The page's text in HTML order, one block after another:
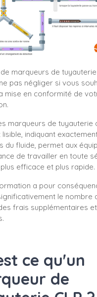
marqueurs de
pas négliger si vous
mise en conformité de
marqueurs de tuyauterie
indiquant
du fluide, permet aux
de travailler en toute
efficace et plus rapide.
a pour
le nombre
frais supplémentaires
ce qu'un
de